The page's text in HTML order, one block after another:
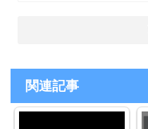
関連記事